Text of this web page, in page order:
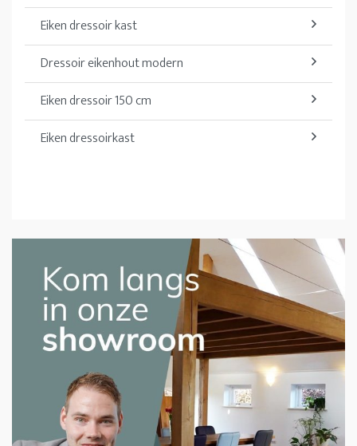
Eiken dressoir kast
Dressoir eikenhout modern
Eiken dressoir 150 cm
Eiken dressoirkast